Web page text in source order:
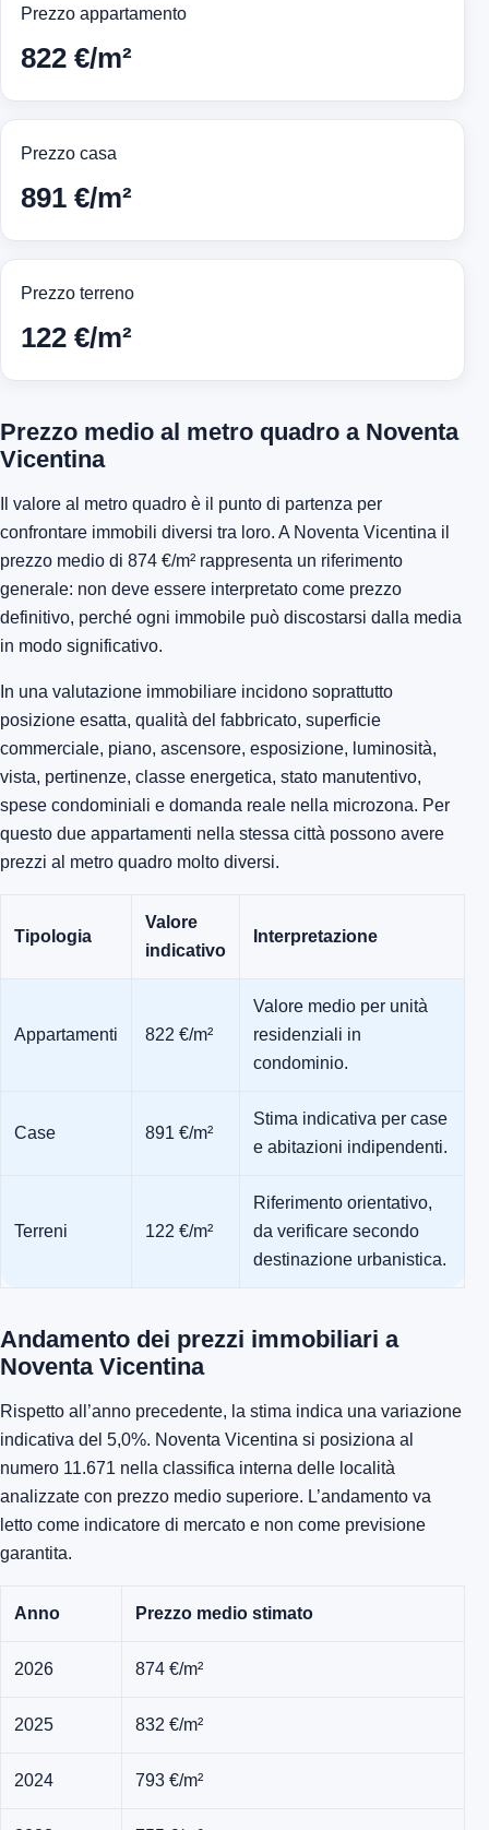
Prezzo appartamento
822 €/m²
Prezzo casa
891 €/m²
Prezzo terreno
122 €/m²
Prezzo medio al metro quadro a Noventa
Vicentina
Il valore al metro quadro è il punto di partenza per
confrontare immobili diversi tra loro. A Noventa Vicentina il
prezzo medio di 874 €/m² rappresenta un riferimento
generale: non deve essere interpretato come prezzo
definitivo, perché ogni immobile può discostarsi dalla media
in modo significativo.
In una valutazione immobiliare incidono soprattutto
posizione esatta, qualità del fabbricato, superficie
commerciale, piano, ascensore, esposizione, luminosità,
vista, pertinenze, classe energetica, stato manutentivo,
spese condominiali e domanda reale nella microzona. Per
questo due appartamenti nella stessa città possono avere
prezzi al metro quadro molto diversi.
Tipologia
Valore
indicativo
Interpretazione
Appartamenti 822 €/m²
Valore medio per unità
residenziali in
condominio.
Case 891 €/m²
Stima indicativa per case
e abitazioni indipendenti.
Terreni 122 €/m²
Riferimento orientativo,
da verificare secondo
destinazione urbanistica.
Andamento dei prezzi immobiliari a
Noventa Vicentina
Rispetto all’anno precedente, la stima indica una variazione
indicativa del 5,0%. Noventa Vicentina si posiziona al
numero 11.671 nella classifica interna delle località
analizzate con prezzo medio superiore. L’andamento va
letto come indicatore di mercato e non come previsione
garantita.
Anno Prezzo medio stimato
2026 874 €/m²
2025 832 €/m²
2024 793 €/m²